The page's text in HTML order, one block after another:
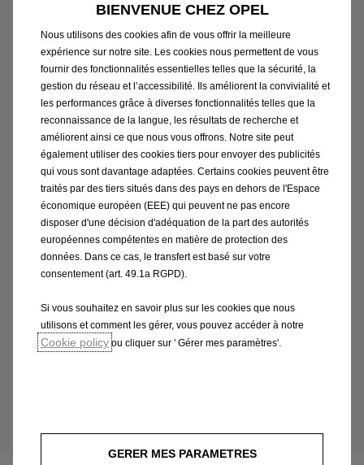
les courbes du pare-brise. Les balais plats
d'origine Opel garantissent un balayage
optimal grâce à une pression de contact forte
et uniformément répartie. Leur design
minimise le bruit du vent, tout en améliorant
leur adhésion à vitesse élevée. De plus, ils sont
plus performants en hiver, grâce à l'absence
d'articulation ou d'élément central risquant de
geler.
Bénéficiez des avantages avec le
Professionnels formés par Opel
Solution rapide à tous les problèmes
BIENVENUE CHEZ OPEL
Nous utilisons des cookies afin de vous offrir la meilleure
expérience sur notre site. Les cookies nous permettent de vous
fournir des fonctionnalités essentielles telles que la sécurité, la
gestion du réseau et l’accessibilité. Ils améliorent la convivialité et
les performances grâce à diverses fonctionnalités telles que la
reconnaissance de la langue, les résultats de recherche et
améliorent ainsi ce que nous vous offrons. Notre site peut
également utiliser des cookies tiers pour envoyer des publicités
qui vous sont davantage adaptées. Certains cookies peuvent être
traités par des tiers situés dans des pays en dehors de l'Espace
économique européen (EEE) qui peuvent ne pas encore
disposer d'une décision d'adéquation de la part des autorités
européennes compétentes en matière de protection des
données. Dans ce cas, le transfert est basé sur votre
consentement (art. 49.1a RGPD).
Si vous souhaitez en savoir plus sur les cookies que nous
utilisons et comment les gérer, vous pouvez accéder à notre
Cookie policy ou cliquer sur ' Gérer mes paramètres'.
GERER MES PARAMETRES